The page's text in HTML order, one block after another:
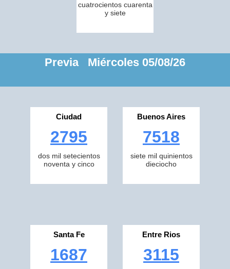
cuatrocientos cuarenta
y siete
Previa Miércoles 05/08/26
Ciudad
2795
dos mil setecientos
noventa y cinco
Buenos Aires
7518
siete mil quinientos
dieciocho
Santa Fe
1687
Entre Rios
3115